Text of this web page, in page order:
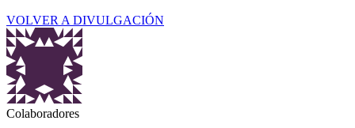
VOLVER A DIVULGACIÓN
Colaboradores